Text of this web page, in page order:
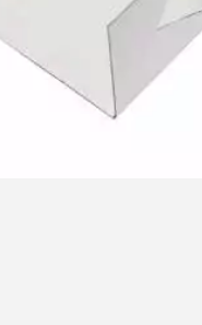
- Callebaut 811